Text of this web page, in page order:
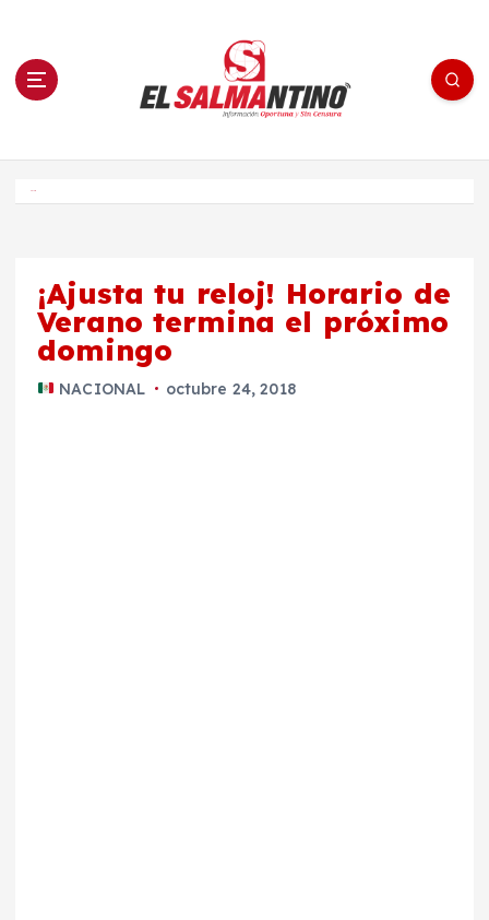
n El Salmantino - medios/noticias/editorial
¡Ajusta tu reloj! Horario de
Verano termina el próximo
domingo
NACIONAL octubre 24, 2018